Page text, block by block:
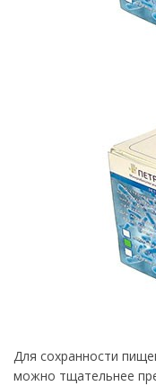
Для сохранности
можно тщательнее